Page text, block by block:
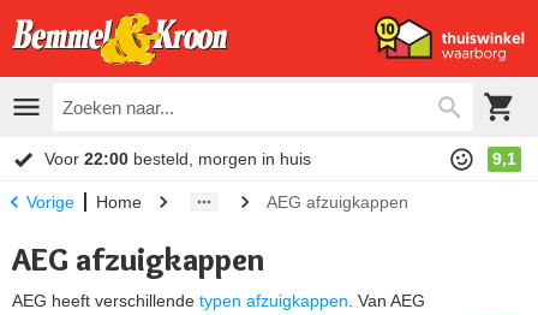
Voor 22:00 besteld, morgen in huis 9,1
Vorige Home AEG afzuigkappen
AEG afzuigkappen
AEG heeft verschillende typen afzuigkappen . Van AEG